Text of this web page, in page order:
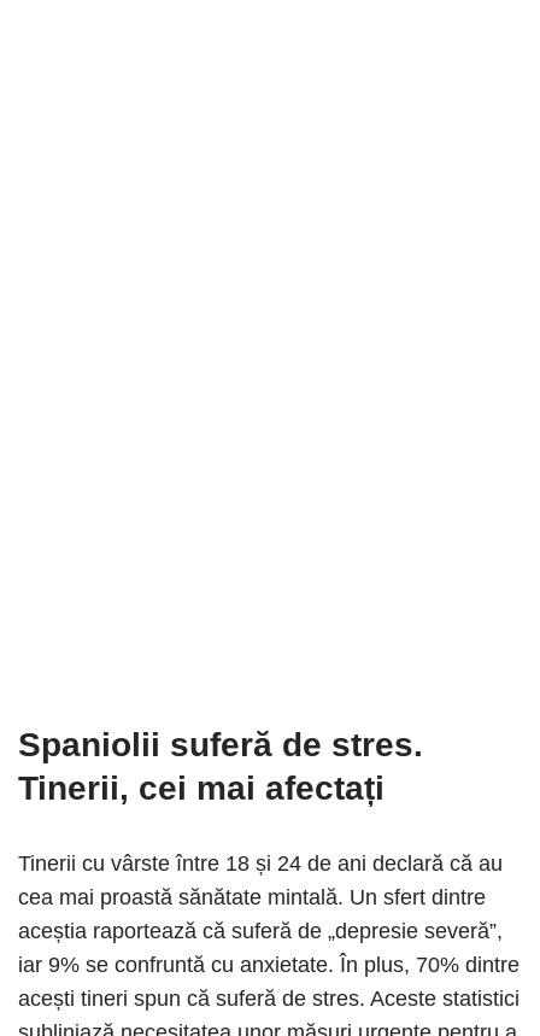
Spaniolii suferă de stres.
Tinerii, cei mai afectați
Tinerii cu vârste între 18 și 24 de ani declară că au
cea mai proastă sănătate mintală. Un sfert dintre
aceștia raportează că suferă de „depresie severă”,
iar 9% se confruntă cu anxietate. În plus, 70% dintre
acești tineri spun că suferă de stres. Aceste statistici